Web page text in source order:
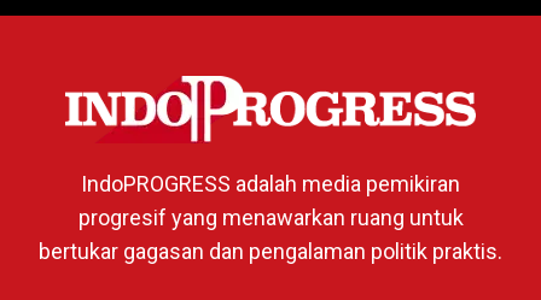
IndoPROGRESS adalah media pemikiran
progresif yang menawarkan ruang untuk
bertukar gagasan dan pengalaman politik praktis.